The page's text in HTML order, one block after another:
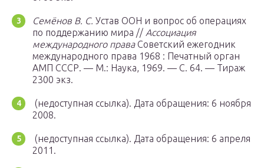
Семёнов В. С. Устав ООН и вопрос об операциях
по поддержанию мира // Ассоциация
международного праваСоветский ежегодник
международного права 1968 : Печатный орган
АМП СССР. — М.: Наука, 1969. — С. 64. — Тираж
2300 экз.
(недоступная ссылка). Дата обращения: 6 ноября
2008.
(недоступная ссылка). Дата обращения: 6 апреля
2011.